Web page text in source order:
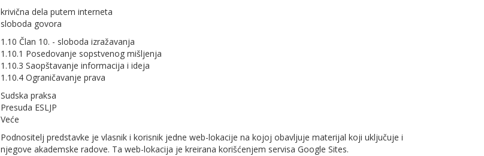
krivična dela putem interneta
sloboda govora
1.10 Član 10. - sloboda izražavanja
1.10.1 Posedovanje sopstvenog mišljenja
1.10.3 Saopštavanje informacija i ideja
1.10.4 Ograničavanje prava
Sudska praksa
Presuda ESLJP
Veće
Podnositelj predstavke je vlasnik i korisnik jedne web-lokacije na kojoj obavljuje materijal koji uključuje i
njegove akademske radove. Ta web-lokacija je kreirana korišćenjem servisa Google Sites.